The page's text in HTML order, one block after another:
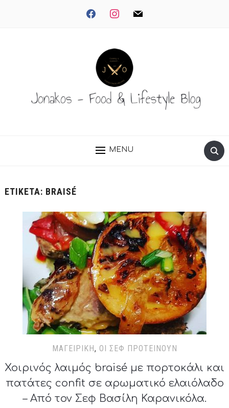
facebookinstagrammail
MENU
ΕΤΙΚΈΤΑ: BRAISÉ
ΜΑΓΕΙΡΙΚΉ, ΟΙ ΣΕΦ ΠΡΟΤΕΊΝΟΥΝ
Χοιρινός λαιμός braisé με πορτοκάλι και
πατάτες confit σε αρωματικό ελαιόλαδο
– Από τον Σεφ Βασίλη Καρανικόλα.